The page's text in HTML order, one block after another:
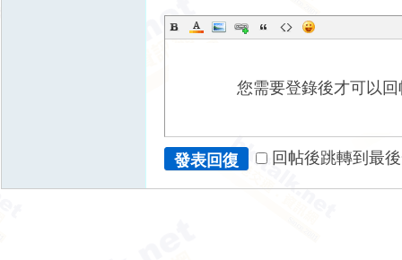
您需要登錄後才可以
發表回復 回帖後跳轉到最